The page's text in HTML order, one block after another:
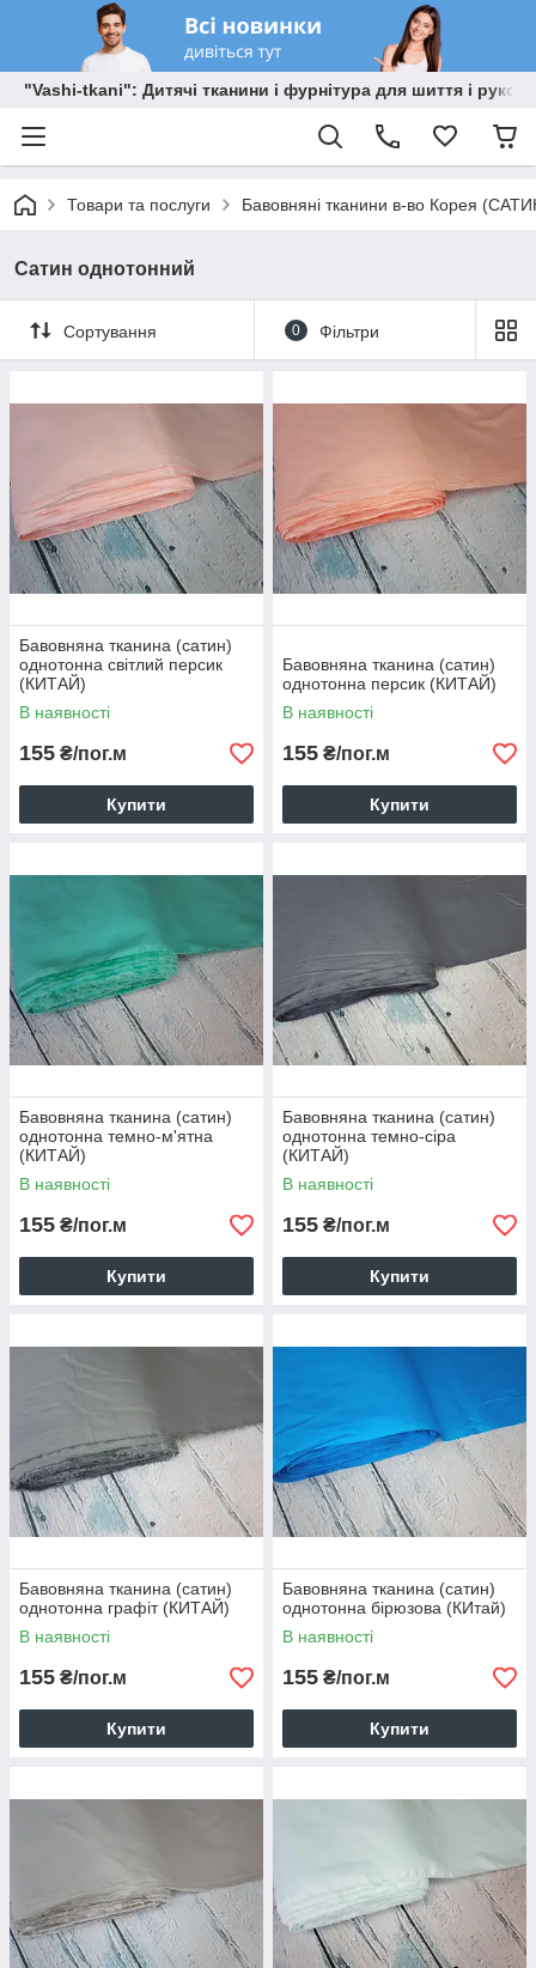
"Vashi-tkani": Дитячі тканини і фурнітура для шиття і
Товари та послуги Бавовняні тканини в-во Корея
Сатин однотонний
Сортування 0 Фільтри
Бавовняна тканина (сатин)
однотонна світлий персик
(КИТАЙ)
В наявності
155 ₴/пог.м
Купити
Бавовняна тканина (сатин)
однотонна персик (КИТАЙ)
В наявності
155 ₴/пог.м
Купити
Бавовняна тканина (сатин)
однотонна темно-м'ятна
(КИТАЙ)
В наявності
155 ₴/пог.м
Купити
Бавовняна тканина (сатин)
однотонна темно-сіра
(КИТАЙ)
В наявності
155 ₴/пог.м
Купити
Бавовняна тканина (сатин)
однотонна графіт (КИТАЙ)
В наявності
155 ₴/пог.м
Купити
Бавовняна тканина (сатин)
однотонна бірюзова (КИтай)
В наявності
155 ₴/пог.м
Купити